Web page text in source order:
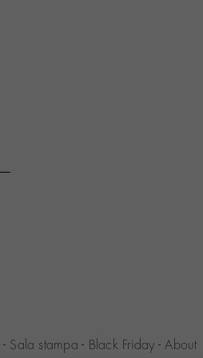
- Sala stampa - Black Friday - About